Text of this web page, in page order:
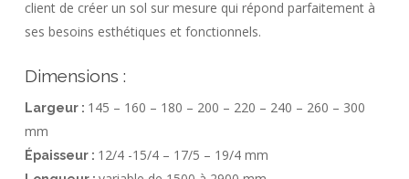
client de créer un sol sur mesure qui répond parfaitement à
ses besoins esthétiques et fonctionnels.
Dimensions :
Largeur : 145 – 160 – 180 – 200 – 220 – 240 – 260 – 300
mm
Épaisseur : 12/4 -15/4 – 17/5 – 19/4 mm